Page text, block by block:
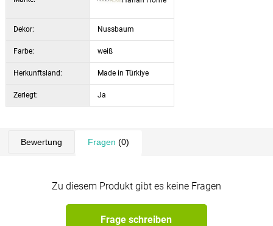
Dekor: Nussbaum
Farbe: weiß
Herkunftsland: Made in Türkiye
Zerlegt: Ja
Bewertung Fragen (0)
Zu diesem Produkt gibt es keine Fragen
Frage schreiben